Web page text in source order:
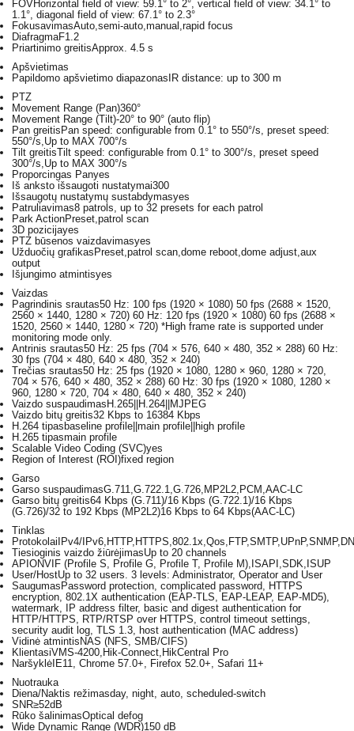
FOVHorizontal field of view: 59.1° to 2°, vertical field of view: 34.1° to
1.1°, diagonal field of view: 67.1° to 2.3°
FokusavimasAuto,semi-auto,manual,rapid focus
DiafragmaF1.2
Priartinimo greitisApprox. 4.5 s
Apšvietimas
Papildomo apšvietimo diapazonas IR distance: up to 300 m
PTZ
Movement Range (Pan)360°
Movement Range (Tilt)-20° to 90° (auto flip)
Pan greitis Pan speed: configurable from 0.1° to 550°/s, preset speed:
550°/s,Up to MAX 700°/s
Tilt greitisTilt speed: configurable from 0.1° to 300°/s, preset speed
300°/s,Up to MAX 300°/s
Proporcingas Panyes
Iš anksto išsaugoti nustatymai300
Išsaugotų nustatymų sustabdymasyes
Patruliavimas8 patrols, up to 32 presets for each patrol
Park ActionPreset,patrol scan
3D pozicijayes
PTZ būsenos vaizdavimasyes
Užduočių grafikas Preset,patrol scan,dome reboot,dome adjust,aux
output
Išjungimo atmintisyes
Vaizdas
Pagrindinis srautas50 Hz: 100 fps (1920 × 1080) 50 fps (2688 × 1520,
2560 × 1440, 1280 × 720) 60 Hz: 120 fps (1920 × 1080) 60 fps (2688 ×
1520, 2560 × 1440, 1280 × 720) *High frame rate is supported under
monitoring mode only.
Antrinis srautas50 Hz: 25 fps (704 × 576, 640 × 480, 352 × 288) 60 Hz:
30 fps (704 × 480, 640 × 480, 352 × 240)
Trečias srautas50 Hz: 25 fps (1920 × 1080, 1280 × 960, 1280 × 720,
704 × 576, 640 × 480, 352 × 288) 60 Hz: 30 fps (1920 × 1080, 1280 ×
960, 1280 × 720, 704 × 480, 640 × 480, 352 × 240)
Vaizdo suspaudimas H.265||H.264||MJPEG
Vaizdo bitų greitis32 Kbps to 16384 Kbps
H.264 tipas baseline profile||main profile||high profile
H.265 tipasmain profile
Scalable Video Coding (SVC)yes
Region of Interest (ROI)fixed region
Garso
Garso suspaudimasG.711,G.722.1,G.726,MP2L2,PCM,AAC-LC
Garso bitų greitis64 Kbps (G.711)/16 Kbps (G.722.1)/16 Kbps
(G.726)/32 to 192 Kbps (MP2L2)16 Kbps to 64 Kbps(AAC-LC)
Tinklas
Protokolai IPv4/
Tiesioginis vaizdo žiūrėjimasUp to 20 channels
API ONVIF (Profile S, Profile G, Profile T, Profile M),ISAPI,SDK,ISUP
User/HostUp to 32 users. 3 levels: Administrator, Operator and User
Saugumas Password protection, complicated password, HTTPS
encryption, 802.1X authentication (EAP-TLS, EAP-LEAP, EAP-MD5),
watermark, IP address filter, basic and digest authentication for
HTTP/HTTPS, RTP/RTSP over HTTPS, control timeout settings,
security audit log, TLS 1.3, host authentication (MAC address)
Vidinė atmintis NAS (NFS, SMB/CIFS)
KlientasiVMS-4200,Hik-Connect,HikCentral Pro
Naršyklė IE11, Chrome 57.0+, Firefox 52.0+, Safari 11+
Nuotrauka
Diena/Naktis režimasday, night, auto, scheduled-switch
SNR≥52dB
Rūko šalinimasOptical defog
Wide Dynamic Range (WDR)150 dB